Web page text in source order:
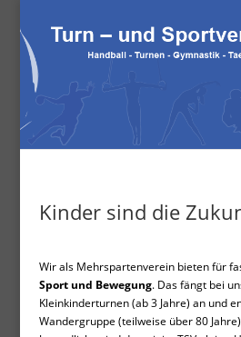
Kinder sind die
Wir als Mehrspartenverein bieten für
Sport und Bewegung. Das fängt bei
Kleinkinderturnen (ab 3 Jahre) an und
Wandergruppe (teilweise über 80